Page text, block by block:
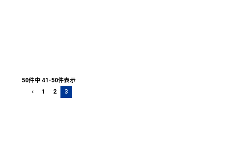
50件中 41 -50件表示
1
2 3